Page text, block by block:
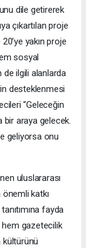
dile getirerek
çıkartılan proje
yakın proje
sosyal
ilgili alanlarda
desteklenmesi
“Geleceğin
bir araya gelecek.
geliyorsa onu
uluslararası
önemli katkı
fayda
hem gazetecilik